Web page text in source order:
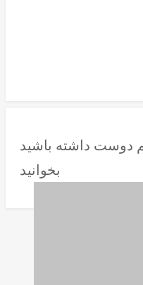
دوست داشته باشید
بخوانید